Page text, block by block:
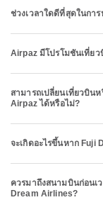
ช่วงเวลาใดดีที่สุดในกา
Airpaz มีโปรโมชันเที่ย
สามารถเปลี่ยนเที่ยวบิน
Airpaz ได้หรือไม่?
จะเกิดอะไรขึ้นหาก Fuji
ควรมาถึงสนามบินก่อนเ
Dream Airlines?